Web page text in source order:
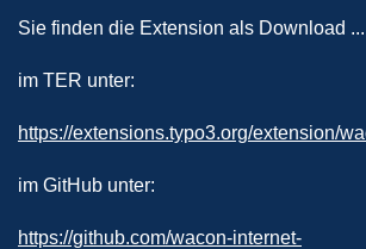
Sie finden die Extension als Download ...
im TER unter:
https://extensions.typo3.org/extension/
im GitHub unter:
https://github.com/wacon-internet-